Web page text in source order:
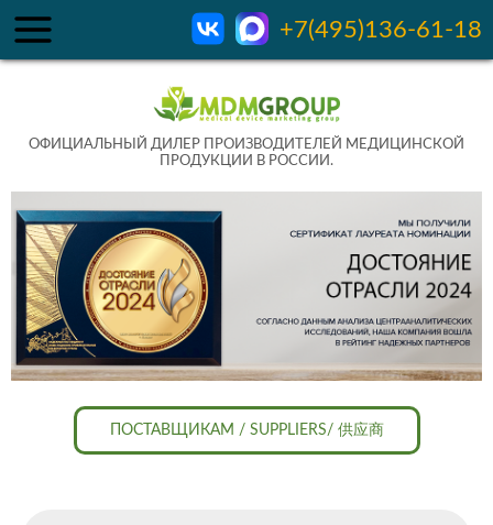
+7(495)136-61-18
ОФИЦИАЛЬНЫЙ ДИЛЕР ПРОИЗВОДИТЕЛЕЙ МЕДИЦИНСКОЙ
ПРОДУКЦИИ В РОССИИ.
ПОСТАВЩИКАМ / SUPPLIERS/ 供应商